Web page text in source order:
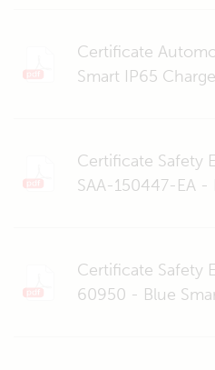
Certificate
Smart IP65
Certificate Safety
SAA-150447-EA -
Certificate Safety
60950 - Blue